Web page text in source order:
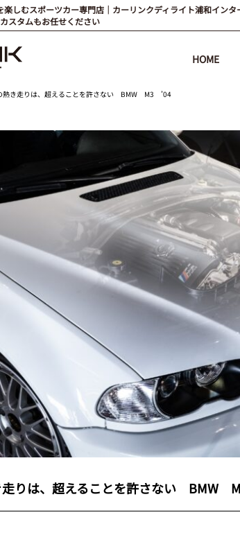
楽しむスポーツカー専門店｜カーリンクディライト浦和インタ
スタムもお任せください
HOME
熱き走りは、超えることを許さない BMW M3 ’04
走りは、超えることを許さない BMW